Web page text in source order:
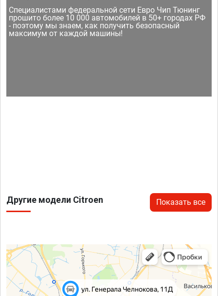
Специалистами федеральной сети Евро Чип Тюнинг
прошито более 10 000 автомобилей в 50+ городах РФ
- поэтому мы знаем, как получить безопасный
максимум от каждой машины!
Другие модели Citroen Показать все